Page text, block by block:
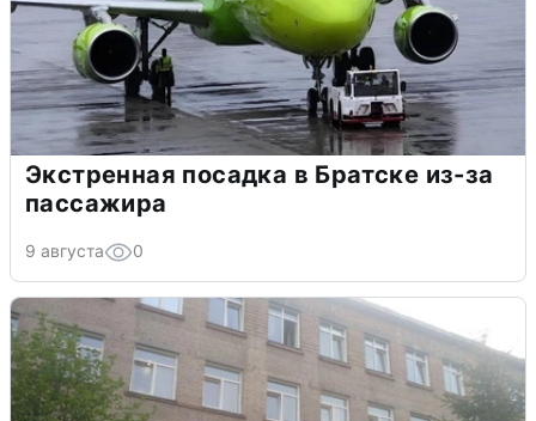
Экстренная посадка в Братске из-за
пассажира
9 августа 0